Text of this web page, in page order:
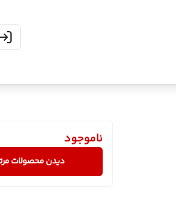
ناموجود
دیدن محصولات